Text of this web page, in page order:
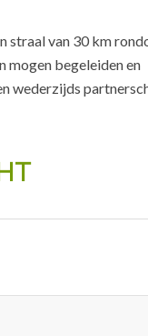
straal van 30 km
mogen begeleiden en
wederzijds